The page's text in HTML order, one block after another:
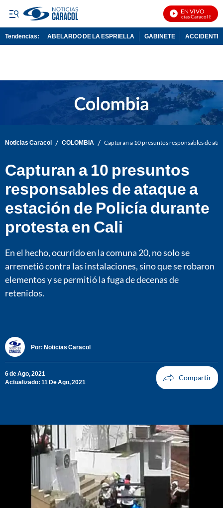
EN VIVO
Noticias Caracol En Vivo
Tendencias: ABELARDO DE LA ESPRIELLA GABINETE ACCIDENTE
Noticias Caracol / COLOMBIA / Capturan a 10 presuntos responsables de
Capturan a 10 presuntos
responsables de ataque a
estación de Policía durante
protesta en Cali
En el hecho, ocurrido en la comuna 20, no solo se
arremetió contra las instalaciones, sino que se robaron
elementos y se permitió la fuga de decenas de
retenidos.
Por: Noticias Caracol
6 de Ago, 2021
Actualizado: 11 De Ago, 2021